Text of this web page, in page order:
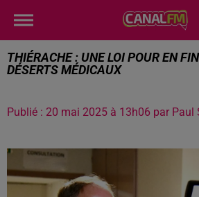
THIÉRACHE : UNE LOI POUR EN
DÉSERTS MÉDICAUX
Publié : 20 mai 2025 à 13h06 par Paul